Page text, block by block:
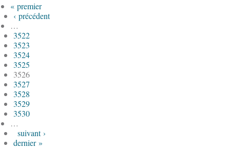
« premier
‹ précédent
…
3522
3523
3524
3525
3526
3527
3528
3529
3530
…
suivant ›
dernier »